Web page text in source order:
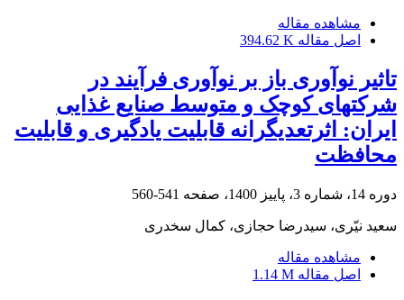
مشاهده مقاله
اصل مقاله 394.62 K
تاثیر نوآوری باز بر نوآوری فرآیند در
شرکتهای کوچک و متوسط صنایع غذایی
ایران: اثرتعدیگرانه قابلیت یادگیری و قابلیت
محافظت
دوره 14، شماره 3، پاییز 1400، صفحه 541-560
سعید نیّری، سیدرضا حجازی، کمال سخدری
مشاهده مقاله
اصل مقاله 1.14 M